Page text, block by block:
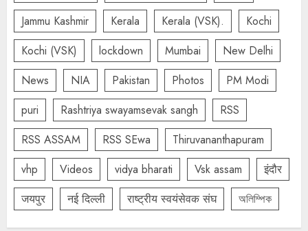
Jammu Kashmir
Kerala Kerala (VSK).
Kochi
Kochi (VSK)
lockdown Mumbai
New Delhi
News
NIA Pakistan Photos
PM Modi
puri
Rashtriya swayamsevak sangh
RSS
RSS ASSAM
RSS SEwa
Thiruvananthapuram
vhp
Videos vidya bharati Vsk assam
इंदौर
जयपुर
नई दिल्ली राष्ट्रीय स्वयंसेवक संघ অলিম্পিক